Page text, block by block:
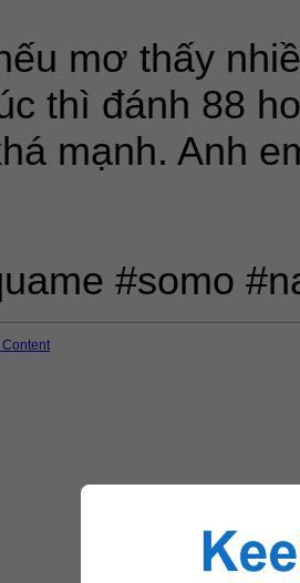
mơ thấy
thì đánh 88
mạnh. Anh
#somo